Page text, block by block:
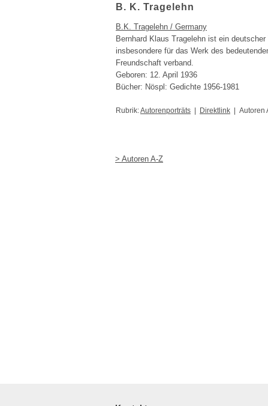
B. K. Tragelehn
B.K. Tragelehn / Germany
Bernhard Klaus Tragelehn ist ein
insbesondere für das Werk des
Freundschaft verband.
Geboren: 12. April 1936
Bücher: Nöspl: Gedichte 1956-1981
Rubrik:Autorenporträts Direktlink | Autoren
> Autoren A-Z